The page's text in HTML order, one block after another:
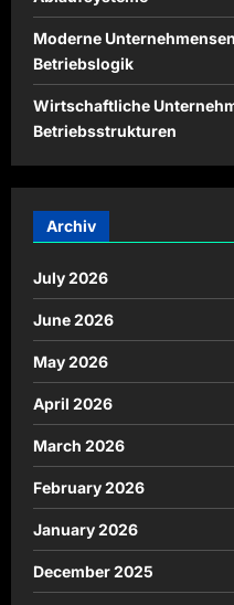
Moderne
Betriebslogik
Wirtschaftliche
Betriebsstrukturen
Archiv
July 2026
June 2026
May 2026
April 2026
March 2026
February 2026
January 2026
December 2025